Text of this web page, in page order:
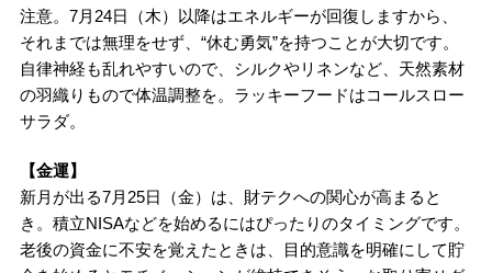
注意。7月24日（木）以降はエネルギーが回復しますから、
それまでは無理をせず、“休む勇気”を持つことが大切です。
自律神経も乱れやすいので、シルクやリネンなど、天然素材
の羽織りもので体温調整を。ラッキーフードはコールスロー
サラダ。
【金運】
新月が出る7月25日（金）は、財テクへの関心が高まると
き。積立NISAなどを始めるにはぴったりのタイミングです。
老後の資金に不安を覚えたときは、目的意識を明確にして貯